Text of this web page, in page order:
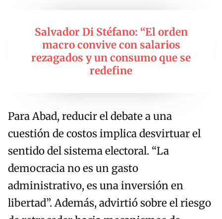
Salvador Di Stéfano: “El orden
macro convive con salarios
rezagados y un consumo que se
redefine
Para Abad, reducir el debate a una
cuestión de costos implica desvirtuar el
sentido del sistema electoral. “La
democracia no es un gasto
administrativo, es una inversión en
libertad”. Además, advirtió sobre el riesgo